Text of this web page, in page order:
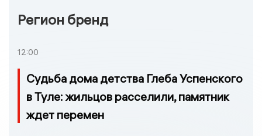
Регион бренд
12:00
Судьба дома детства Глеба Успенского
в Туле: жильцов расселили, памятник
ждет перемен